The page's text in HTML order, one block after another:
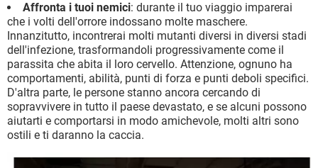
Affronta i tuoi nemici: durante il tuo viaggio imparerai
che i volti dell'orrore indossano molte maschere.
Innanzitutto, incontrerai molti mutanti diversi in diversi stadi
dell'infezione, trasformandoli progressivamente come il
parassita che abita il loro cervello. Attenzione, ognuno ha
comportamenti, abilità, punti di forza e punti deboli specifici.
D'altra parte, le persone stanno ancora cercando di
sopravvivere in tutto il paese devastato, e se alcuni possono
aiutarti e comportarsi in modo amichevole, molti altri sono
ostili e ti daranno la caccia.